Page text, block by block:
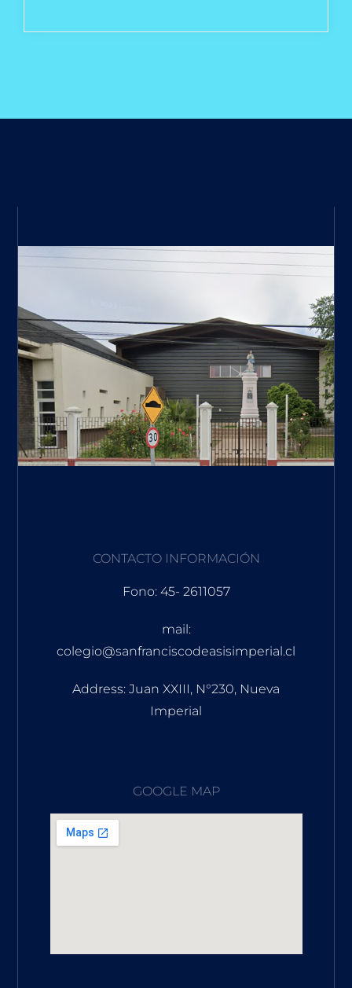
CONTACTO INFORMACIÓN
Fono: 45- 2611057
mail:
colegio@sanfranciscodeasisimperial.cl
Address: Juan XXIII, N°230, Nueva
Imperial
GOOGLE MAP